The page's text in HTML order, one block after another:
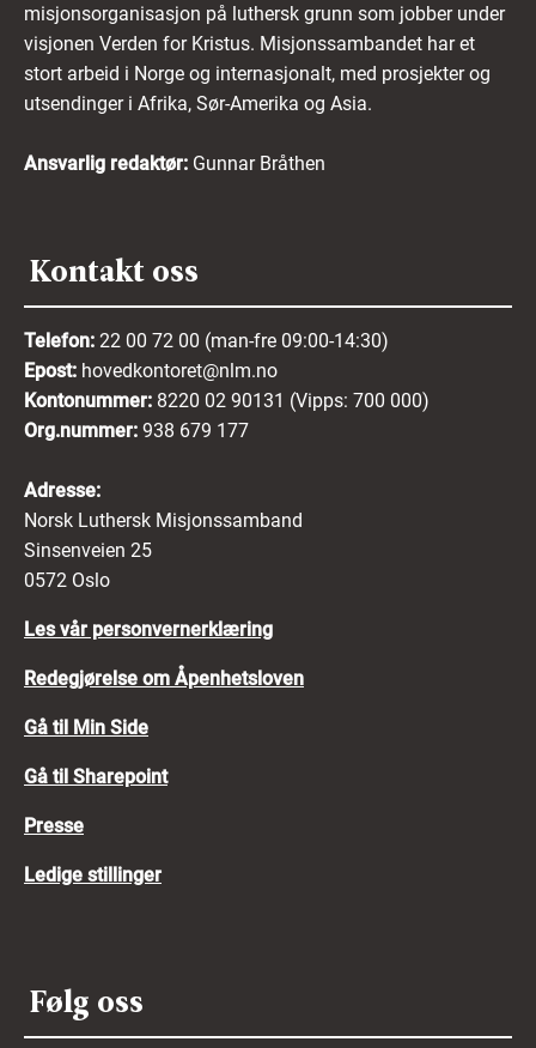
misjonsorganisasjon på luthersk grunn som jobber under
visjonen Verden for Kristus. Misjonssambandet har et
stort arbeid i Norge og internasjonalt, med prosjekter og
utsendinger i Afrika, Sør-Amerika og Asia.
Ansvarlig redaktør: Gunnar Bråthen
Kontakt oss
Telefon: 22 00 72 00 (man-fre 09:00-14:30)
Epost: hovedkontoret@nlm.no
Kontonummer: 8220 02 90131 (Vipps: 700 000)
Org.nummer: 938 679 177
Adresse:
Norsk Luthersk Misjonssamband
Sinsenveien 25
0572 Oslo
Les vår personvernerklæring
Redegjørelse om Åpenhetsloven
Gå til Min Side
Gå til Sharepoint
Presse
Ledige stillinger
Følg oss